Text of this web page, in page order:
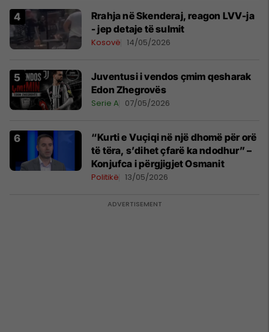
Rrahja në Skenderaj, reagon LVV-ja
- jep detaje të sulmit
Kosovë 14/05/2026
Juventusi i vendos çmim qesharak
Edon Zhegrovës
Serie A 07/05/2026
“Kurti e Vuçiqi në një dhomë për orë
të tëra, s’dihet çfarë ka ndodhur” –
Konjufca i përgjigjet Osmanit
Politikë 13/05/2026